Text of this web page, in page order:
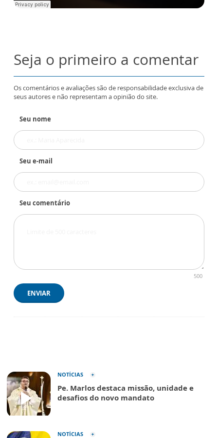
Seja o primeiro a comentar
Os comentários e avaliações são de responsabilidade exclusiva de
seus autores e não representam a opinião do site.
Seu nome
Seu e-mail
Seu comentário
500
ENVIAR
NOTÍCIAS
Pe. Marlos destaca missão, unidade e
desafios do novo mandato
NOTÍCIAS